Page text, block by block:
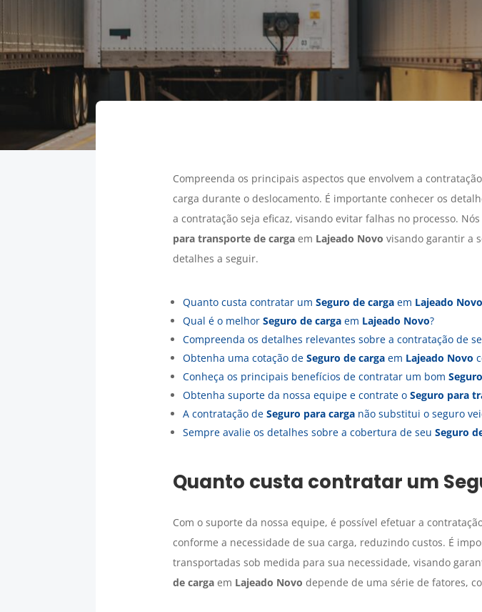
Compreenda os principais aspectos que envolvem a
carga durante o deslocamento. É importante conhecer os
a contratação seja eficaz, visando evitar falhas no processo.
para transporte de cargaem Lajeado Novo visando garantir a
detalhes a seguir.
Quanto custa contratar um Seguro de cargaem Lajeado Novo
Qual é o melhor Seguro de cargaem Lajeado Novo?
Compreenda os detalhes relevantes sobre a contratação de
Obtenha uma cotação de Seguro de cargaem Lajeado Novo
Conheça os principais benefícios de contratar um bom
Obtenha suporte da nossa equipe e contrate o Seguro para
A contratação de Seguro para carganão substitui o seguro
Sempre avalie os detalhes sobre a cobertura de seu Seguro
Quanto custa contratar um
Com o suporte da nossa equipe, é possível efetuar a
conforme a necessidade de sua carga, reduzindo custos. É
transportadas sob medida para sua necessidade, visando
de cargaem Lajeado Novo depende de uma série de fatores,